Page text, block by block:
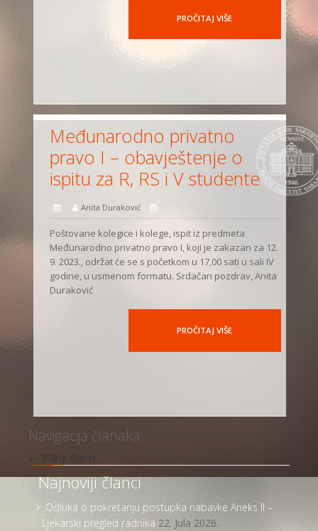
PROČITAJ VIŠE
Međunarodno privatno
pravo I – obavještenje o
ispitu za R, RS i V studente
Anita Duraković
Poštovane kolegice i kolege, ispit iz predmeta
Međunarodno privatno pravo I, koji je zakazan za 12.
9. 2023., održat će se s početkom u 17,00 sati u sali IV
godine, u usmenom formatu. Srdačan pozdrav, Anita
Duraković
PROČITAJ VIŠE
Navigacija članaka
← Stariji članci
Najnoviji članci
Odluka o pokretanju postupka nabavke Aneks II –
Ljekarski pregled radnika 22. Jula 2026.